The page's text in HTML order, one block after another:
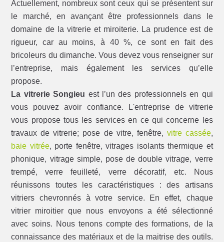
Actuellement, nombreux sont ceux qui se présentent sur
le marché, en avançant être professionnels dans le
domaine de la vitrerie et miroiterie. La prudence est de
rigueur, car au moins, à 40 %, ce sont en fait des
bricoleurs du dimanche. Vous devez vous renseigner sur
l’entreprise, mais également les services qu’elle
propose.
La vitrerie Songieu est l’un des professionnels en qui
vous pouvez avoir confiance. L'entreprise de vitrerie
vous propose tous les services en ce qui concerne les
travaux de vitrerie; pose de vitre, fenêtre, vitre cassée,
baie vitrée, porte fenêtre, vitrages isolants thermique et
phonique, vitrage simple, pose de double vitrage, verre
trempé, verre feuilleté, verre décoratif, etc. Nous
réunissons toutes les caractéristiques : des artisans
vitriers chevronnés à votre service. En effet, chaque
vitrier miroitier que nous envoyons a été sélectionné
avec soins. Nous tenons compte des formations, de la
connaissance des matériaux et de la maitrise des outils.